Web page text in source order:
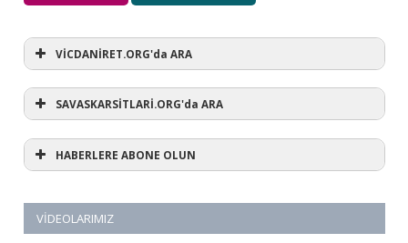
VİCDANİRET.ORG'da ARA
SAVASKARSİTLARİ.ORG'da ARA
HABERLERE ABONE OLUN
VIDEOLARIMIZ